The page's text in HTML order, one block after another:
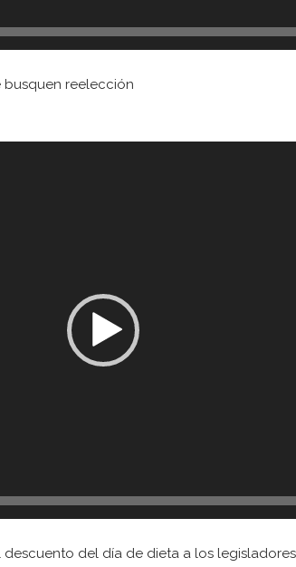
reelección
del día de dieta a los